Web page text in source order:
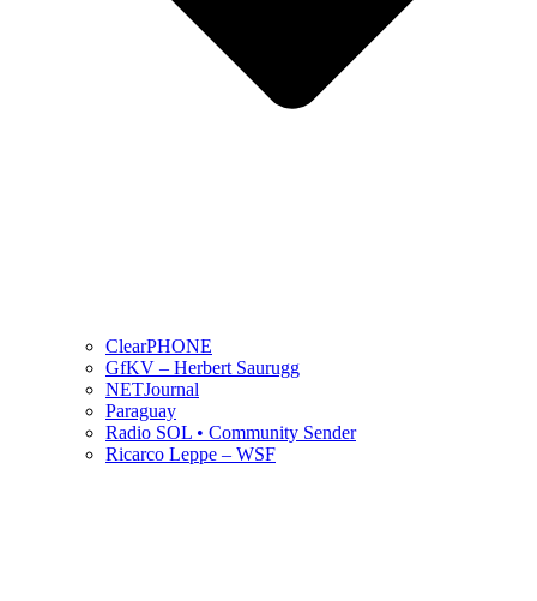
ClearPHONE
GfKV – Herbert Saurugg
NETJournal
Paraguay
Radio SOL • Community Sender
Ricarco Leppe – WSF